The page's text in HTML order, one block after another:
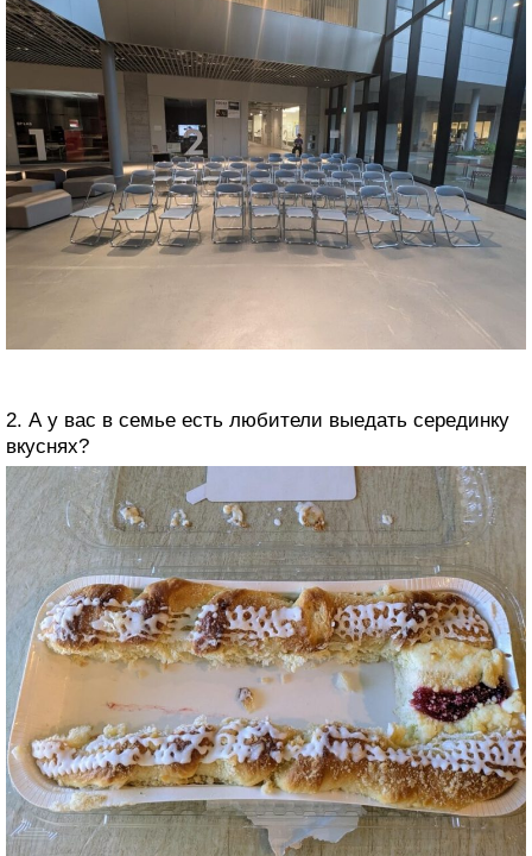
2. А у вас в семье есть любители выедать серединку
вкуснях?